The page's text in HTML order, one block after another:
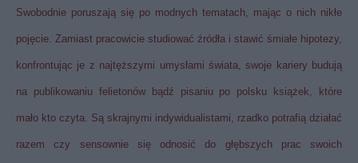
Swobodnie poruszają się po modnych tematach, mając o nich nikłe
pojęcie. Zamiast pracowicie studiować źródła i stawić śmiałe hipotezy,
konfrontując je z najtęższymi umysłami świata, swoje kariery budują
na publikowaniu felietonów bądź pisaniu po polsku książek, które
mało kto czyta. Są skrajnymi indywidualistami, rzadko potrafią działać
razem czy sensownie się odnosić do głębszych prac swoich